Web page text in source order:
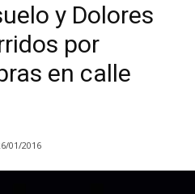
y Dolores
por
en calle
01/2016